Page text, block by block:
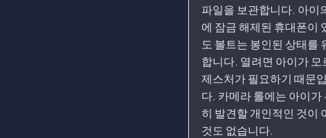
파일을 보관합니다. 아이
에 잠금 해제된 휴대폰이
도 볼트는 봉인된 상태를
합니다. 열려면 아이가 모
제스처가 필요하기 때문
다. 카메라 롤에는 아이가
히 발견할 개인적인 것이
것도 없습니다.